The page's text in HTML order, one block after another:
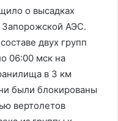
о высадках
Запорожской АЭС.
двух групп
06:00 мск на
в 3 км
были блокированы
вертолетов